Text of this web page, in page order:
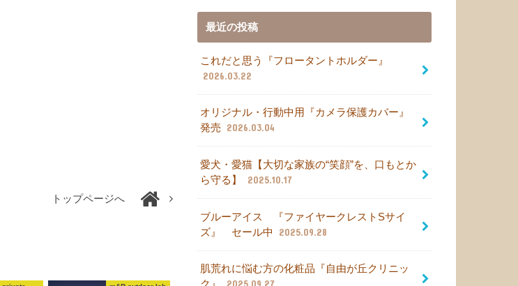
トップページへ
最近の投稿
これだと思う『フロータントホルダー』
2026.03.22
オリジナル・行動中用『カメラ保護カバー』
発売
2026.03.04
愛犬・愛猫【大切な家族の“笑顔”を、口もとか
ら守る】
2025.10.17
ブルーアイス 『ファイヤークレストSサイ
ズ』 セール中
2025.09.28
肌荒れに悩む方の化粧品『自由が丘クリニッ